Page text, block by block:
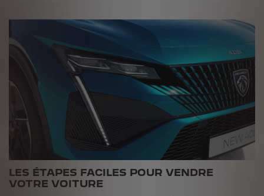
LES ÉTAPES FACILES POUR VENDRE
VOTRE VOITURE